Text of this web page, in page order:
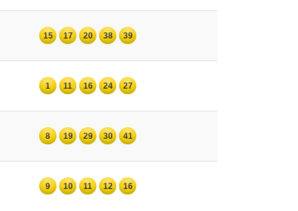
15 17 20 38 39
1 11 16 24 27
8 19 29 30 41
9 10 11 12 16